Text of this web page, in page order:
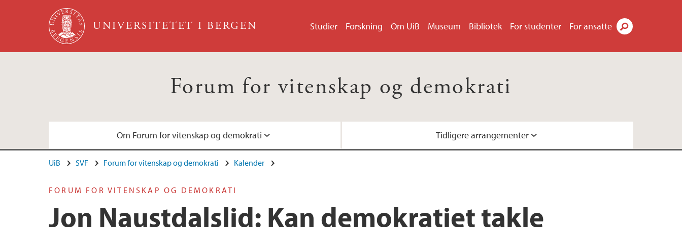
Hopp til hovedinnhold
UNIVERSITETET I BERGEN Studier Forskning Om UiB Museum Bibliotek For studenter For ansatte
Forum for vitenskap og demokrati
Om Forum for vitenskap og demokrati
Arrangementskomité
Tidligere arrangementer
Møter 2009-2026
UiB SVF Forum for vitenskap og demokrati Kalender
FORUM FOR VITENSKAP OG DEMOKRATI
Jon Naustdalslid: Kan demokratiet takle